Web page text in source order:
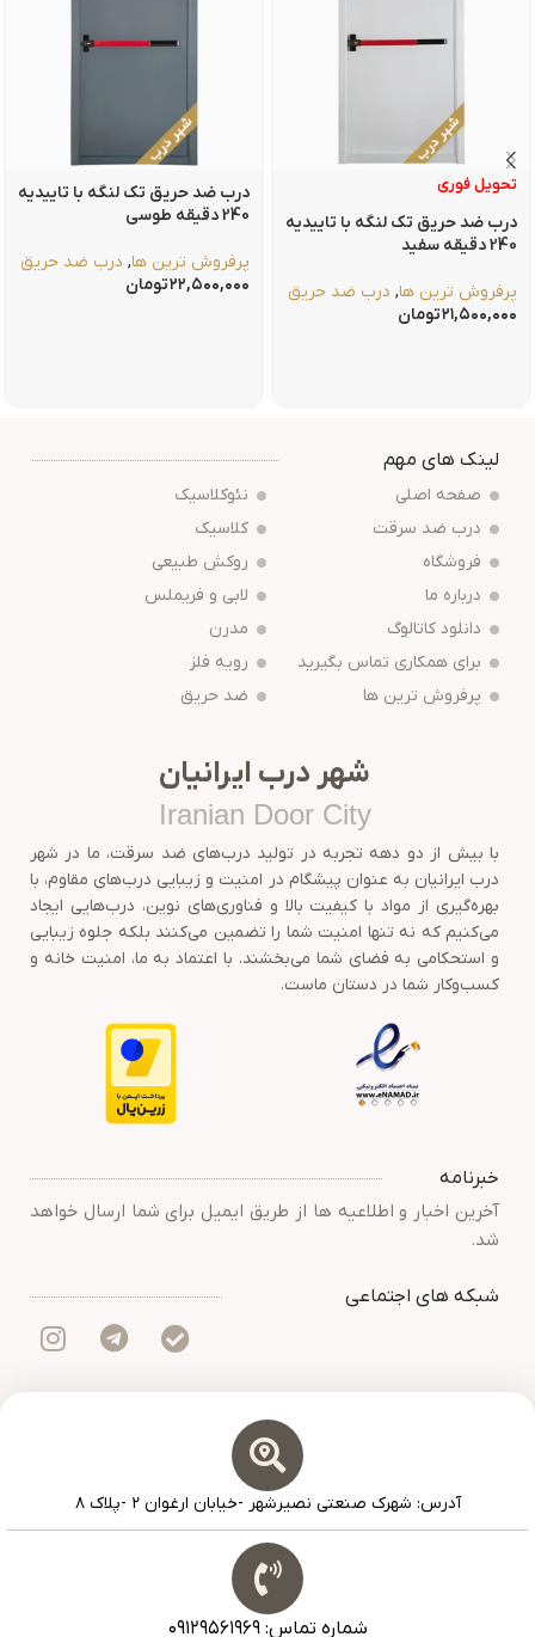
تحویل فوری
درب ضد حریق تک لنگه با تاییدیه
240 دقیقه سفید
پرفروش ترین ها, درب ضد حریق
۲۱,۵۰۰,۰۰۰تومان
درب ضد حریق تک لنگه با تاییدیه
240 دقیقه طوسی
پرفروش ترین ها, درب ضد حریق
۲۲,۵۰۰,۰۰۰تومان
لینک های مهم
صفحه اصلی
درب ضد سرقت
فروشگاه
درباره ما
دانلود کاتالوگ
برای همکاری تماس بگیرید
پرفروش ترین ها
نئوکلاسیک
کلاسیک
روکش طبیعی
لابی و فریملس
مدرن
رویه فلز
ضد حریق
شهر درب ایرانیان
Iranian Door City
با بیش از دو دهه تجربه در تولید درب‌های ضد سرقت، ما در شهر
درب ایرانیان به عنوان پیشگام در امنیت و زیبایی درب‌های مقاوم، با
بهره‌گیری از مواد با کیفیت بالا و فناوری‌های نوین، درب‌هایی ایجاد
می‌کنیم که نه تنها امنیت شما را تضمین می‌کنند بلکه جلوه زیبایی
و استحکامی به فضای شما می‌بخشند. با اعتماد به ما، امنیت خانه و
کسب‌وکار شما در دستان ماست.
خبرنامه
آخرین اخبار و اطلاعیه ها از طریق ایمیل برای شما ارسال خواهد
شد.
شبکه های اجتماعی
آدرس: شهرک صنعتی نصیرشهر -خیابان ارغوان ۲ -پلاک ۸
شماره تماس: ۰۹۱۲۹۵۶۱۹۶۹